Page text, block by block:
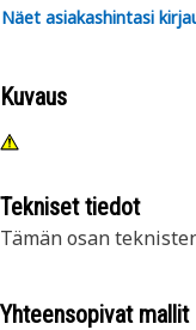
Näet asiakashintasi
Kuvaus
Tekniset tiedot
Tämän osan
Yhteensopivat mallit